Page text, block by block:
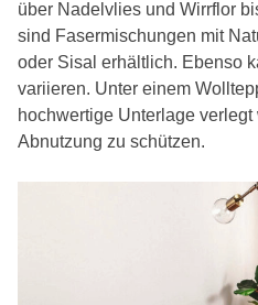
über Nadelvlies und Wirrflor
sind Fasermischungen mit
oder Sisal erhältlich. Ebenso
variieren. Unter einem
hochwertige Unterlage
Abnutzung zu schützen.